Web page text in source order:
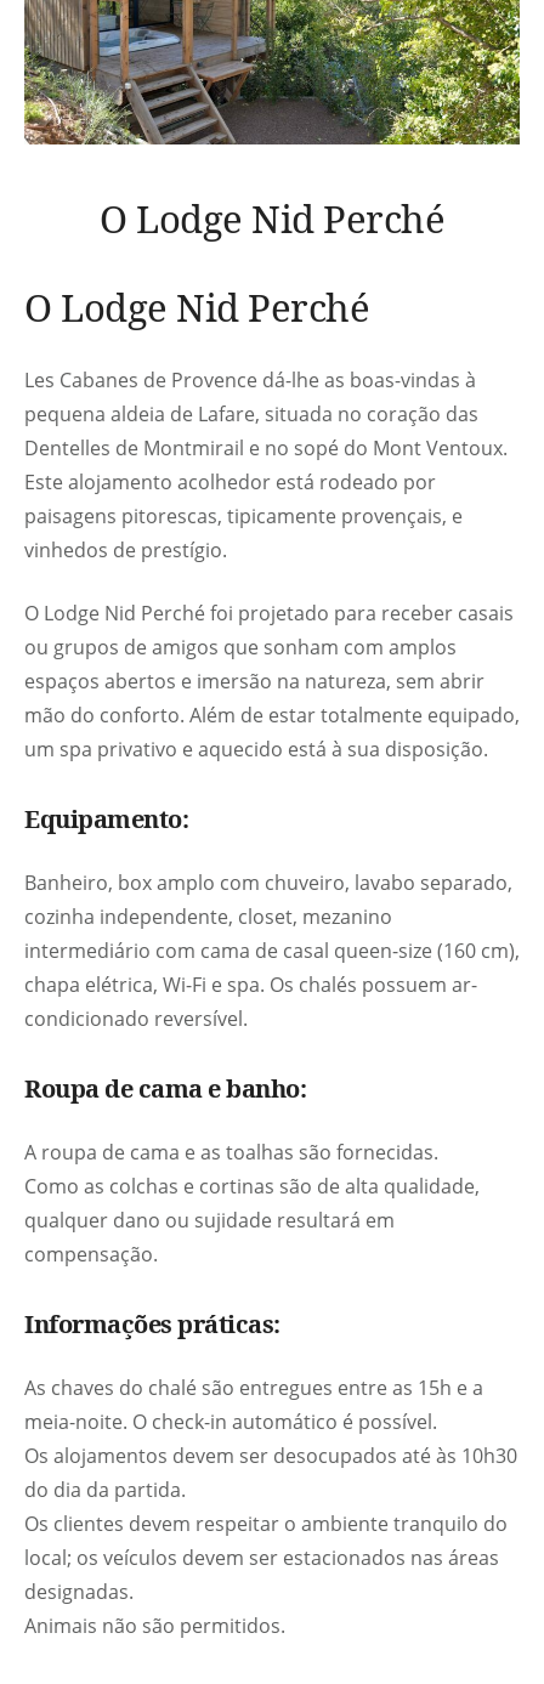
O Lodge Nid Perché
O Lodge Nid Perché
Les Cabanes de Provence dá-lhe as boas-vindas à
pequena aldeia de Lafare, situada no coração das
Dentelles de Montmirail e no sopé do Mont Ventoux.
Este alojamento acolhedor está rodeado por
paisagens pitorescas, tipicamente provençais, e
vinhedos de prestígio.
O Lodge Nid Perché foi projetado para receber casais
ou grupos de amigos que sonham com amplos
espaços abertos e imersão na natureza, sem abrir
mão do conforto. Além de estar totalmente equipado,
um spa privativo e aquecido está à sua disposição.
Equipamento:
Banheiro, box amplo com chuveiro, lavabo separado,
cozinha independente, closet, mezanino
intermediário com cama de casal queen-size (160 cm),
chapa elétrica, Wi-Fi e spa. Os chalés possuem ar-
condicionado reversível.
Roupa de cama e banho:
A roupa de cama e as toalhas são fornecidas.
Como as colchas e cortinas são de alta qualidade,
qualquer dano ou sujidade resultará em
compensação.
Informações práticas:
As chaves do chalé são entregues entre as 15h e a
meia-noite. O check-in automático é possível.
Os alojamentos devem ser desocupados até às 10h30
do dia da partida.
Os clientes devem respeitar o ambiente tranquilo do
local; os veículos devem ser estacionados nas áreas
designadas.
Animais não são permitidos.